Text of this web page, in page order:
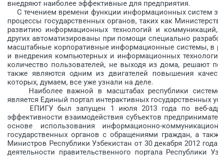
внедряют наиболее эффективные для предприятия.
С течением времени функции информационных систем
процессы государственных органов, таких как
развитию информационных технологий и
других автоматизированы при помощи специально
масштабные корпоративные информационные системы, в
и внедрения компьютер­ных и информационных
количество пользователей, не выходя из дома, решают
также являются одним из двигателей повышения
которых, думаем, все уже узнали на деле.
Наиболее важной в масштабах республики
является Единый портал интерактивных государственных
ЕПИГУ был запущен 1 июля 2013 года по веб-
эффективности взаимодействия субъектов
ос­нове использования информационно-
государственных органов с обраще­ниями граждан, а
Министров Республики Узбекистан от 30 декабря 2012
деятельности правительственного портала Республики